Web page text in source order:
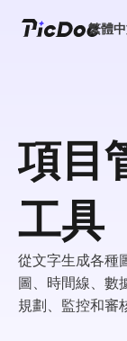
繁體
項目
工具
從文字生成各種
圖、時間線、數
規劃、監控和審